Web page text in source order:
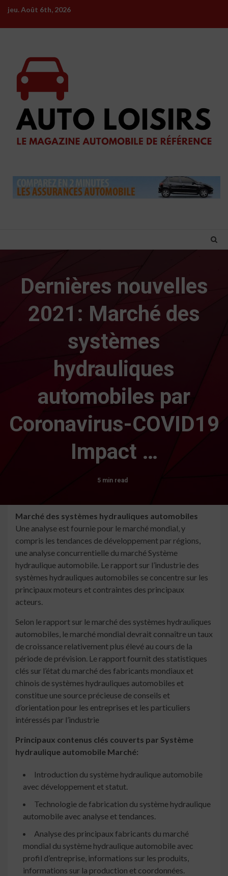
Skip
content
jeu. Août 6th, 2026
Dernières nouvelles
2021: Marché des
systèmes
hydrauliques
automobiles par
Coronavirus-COVID19
Impact …
5 min read
Marché des systèmes hydrauliques automobiles
Une analyse est fournie pour le marché mondial, y
compris les tendances de développement par régions,
une analyse concurrentielle du marché Système
hydraulique automobile. Le rapport sur l’industrie des
systèmes hydrauliques automobiles se concentre sur les
principaux moteurs et contraintes des principaux
acteurs.
Selon le rapport sur le marché des systèmes hydrauliques
automobiles, le marché mondial devrait connaître un taux
de croissance relativement plus élevé au cours de la
période de prévision. Le rapport fournit des statistiques
clés sur l’état du marché des fabricants mondiaux et
chinois de systèmes hydrauliques automobiles et
constitue une source précieuse de conseils et
d’orientation pour les entreprises et les particuliers
intéressés par l’industrie
Principaux contenus clés couverts par Système
hydraulique automobile Marché:
Introduction du système hydraulique automobile
avec développement et statut.
Technologie de fabrication du système hydraulique
automobile avec analyse et tendances.
Analyse des principaux fabricants du marché
mondial du système hydraulique automobile avec
profil d’entreprise, informations sur les produits,
informations sur la production et coordonnées.